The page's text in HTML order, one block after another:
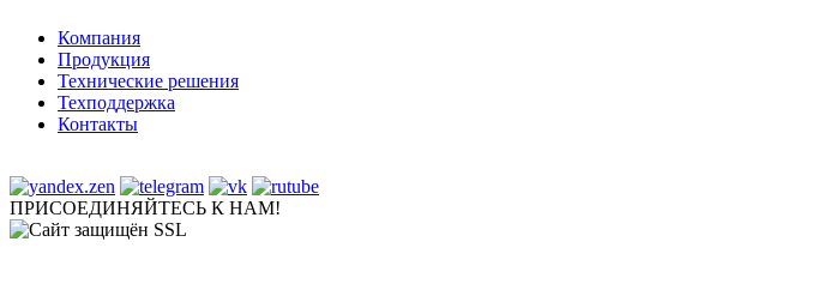
Компания
Продукция
Технические решения
Техподдержка
Контакты
ПРИСОЕДИНЯЙТЕСЬ К НАМ!